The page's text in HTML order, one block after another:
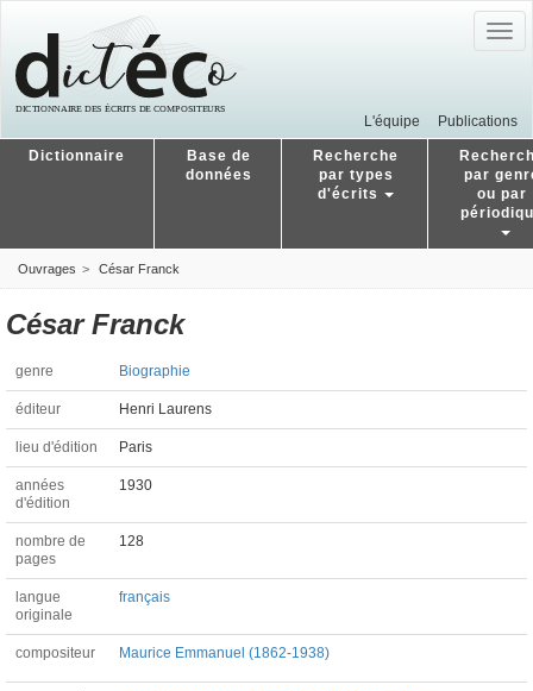
L'équipe Publications
Dictionnaire
Base de
données
Recherche
par types
d'écrits
par
ou par
Ouvrages César Franck
César Franck
genre Biographie
éditeur Henri Laurens
lieu d'édition Paris
années
d'édition
1930
nombre de
pages
128
langue
originale
français
compositeur Maurice Emmanuel (1862-1938)